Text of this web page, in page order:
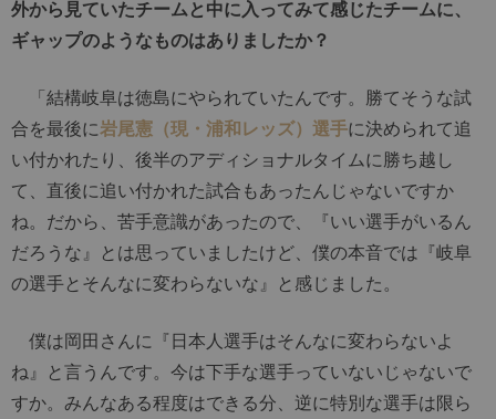
外から見ていたチームと中に入ってみて感じたチームに、
ギャップのようなものはありましたか？
「結構岐阜は徳島にやられていたんです。勝てそうな試
合を最後に岩尾憲（現・浦和レッズ）選手に決められて追
い付かれたり、後半のアディショナルタイムに勝ち越し
て、直後に追い付かれた試合もあったんじゃないですか
ね。だから、苦手意識があったので、『いい選手がいるん
だろうな』とは思っていましたけど、僕の本音では『岐阜
の選手とそんなに変わらないな』と感じました。
僕は岡田さんに『日本人選手はそんなに変わらないよ
ね』と言うんです。今は下手な選手っていないじゃないで
すか。みんなある程度はできる分、逆に特別な選手は限ら